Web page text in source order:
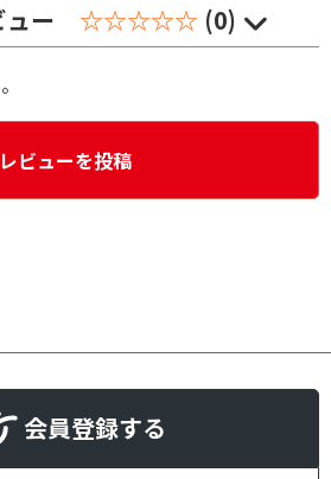
ュー ☆☆☆☆☆ (0)
レビューを投稿
会員登録する